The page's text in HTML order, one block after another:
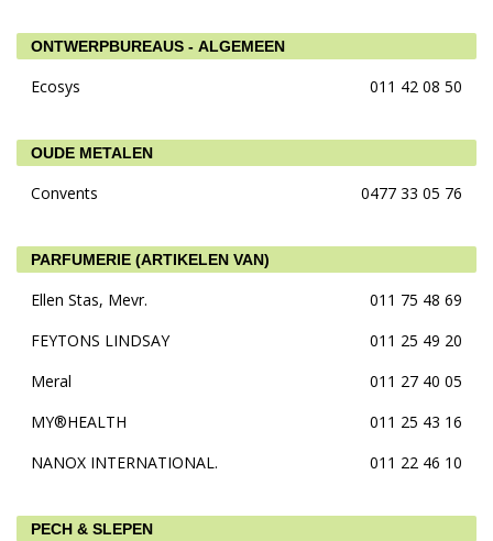
ONTWERPBUREAUS - ALGEMEEN
Ecosys 011 42 08 50
OUDE METALEN
Convents 0477 33 05 76
PARFUMERIE (ARTIKELEN VAN)
Ellen Stas, Mevr.
011 75 48 69
FEYTONS LINDSAY
011 25 49 20
Meral
011 27 40 05
MY®HEALTH
011 25 43 16
NANOX INTERNATIONAL.
011 22 46 10
PECH & SLEPEN